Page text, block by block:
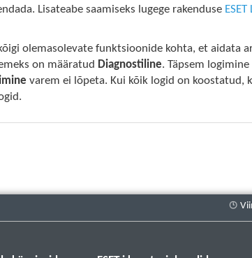
Lisateabe saamiseks lugege rakenduse
olemasolevate funktsioonide kohta, et aidata
on määratud Diagnostiline. Täpsem
varem ei lõpeta. Kui kõik logid on koostatud,